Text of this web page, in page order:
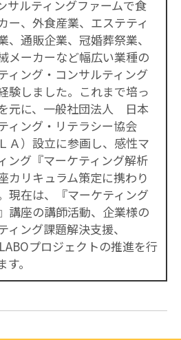
サルティングファームで食
ー、外食産業、エステティ
、通販企業、冠婚葬祭業、
メーカーなど幅広い業種の
ィング・コンサルティング
験しました。これまで培っ
元に、一般社団法人 日本
ィング・リテラシー協会
ＬＡ）設立に参画し、感性マ
ング『マーケティング解析
カリキュラム策定に携わり
現在は、『マーケティング
講座の講師活動、企業様の
ィング課題解決支援、
プロジェクトの推進を行
。